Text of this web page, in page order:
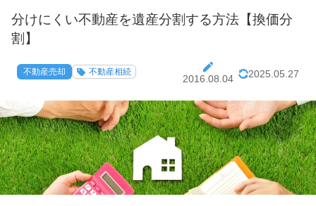
分けにくい不動産を遺産分割する方法【換価分
割】
不動産売却 不動産相続
2016.08.04 2025.05.27